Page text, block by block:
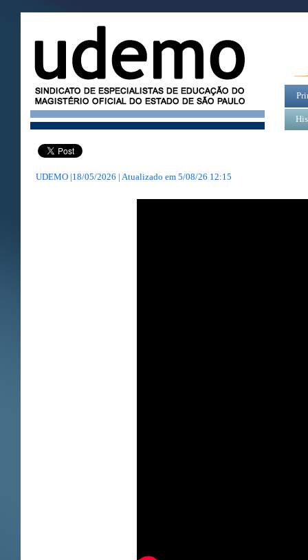
UDEMO |18/05/2026 | Atualizado em 5/08/26 12:15